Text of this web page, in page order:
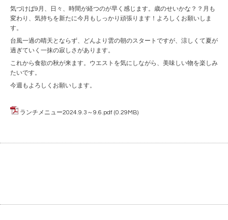
気づけば9月、日々、時間が経つのが早く感じます。歳のせいかな？？月も
変わり、気持ちを新たに今月もしっかり頑張ります！よろしくお願いしま
す。
台風一過の晴天とならず、どんより雲の朝のスタートですが、涼しくて夏が
過ぎていく一抹の寂しさがあります。
これから食欲の秋が来ます。ウエストを気にしながら、美味しい物を楽しみ
たいです。
今週もよろしくお願いします。
ランチメニュー2024.9.3～9.6.pdf (0.29MB)